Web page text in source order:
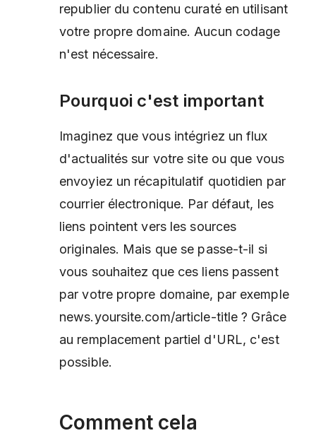
republier du contenu curaté en utilisant
votre propre domaine. Aucun codage
n'est nécessaire.
Pourquoi c'est important
Imaginez que vous intégriez un flux
d'actualités sur votre site ou que vous
envoyiez un récapitulatif quotidien par
courrier électronique. Par défaut, les
liens pointent vers les sources
originales. Mais que se passe-t-il si
vous souhaitez que ces liens passent
par votre propre domaine, par exemple
news.yoursite.com/article-title ? Grâce
au remplacement partiel d'URL, c'est
possible.
Comment cela